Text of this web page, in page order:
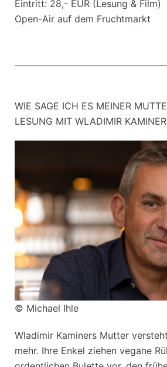
Eintritt: 28,- EUR (Lesung & Film)
Open-Air auf dem Fruchtmarkt
WIE SAGE ICH ES MEINER
LESUNG MIT WLADIMIR KAMINER
© Michael Ihle
Wladimir Kaminers Mutter
mehr. Ihre Enkel ziehen vegane